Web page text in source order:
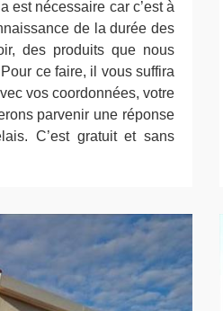
est nécessaire car c’est à
de la durée des
des produits que nous
ce faire, il vous suffira
vos coordonnées, votre
parvenir une réponse
C’est gratuit et sans